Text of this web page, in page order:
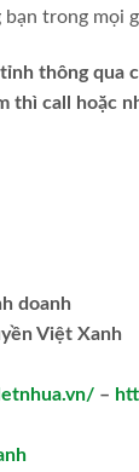
trong mọi
thông qua
thì call
doanh
Việt Xanh
–